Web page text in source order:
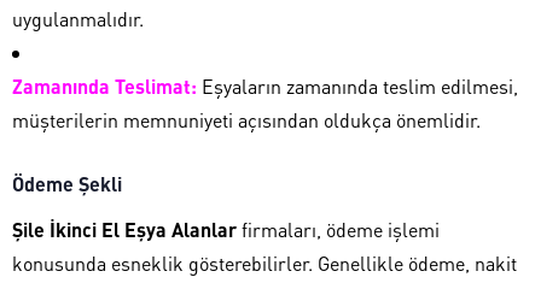
uygulanmalıdır.
Zamanında Teslimat: Eşyaların zamanında teslim edilmesi,
müşterilerin memnuniyeti açısından oldukça önemlidir.
Ödeme Şekli
Şile İkinci El Eşya Alanlarfirmaları, ödeme işlemi
konusunda esneklik gösterebilirler. Genellikle ödeme, nakit